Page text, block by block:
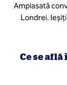
Amplasată
Londrei.
Ce se